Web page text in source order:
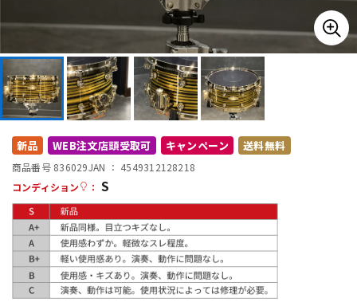
DTM オンライン納品 レコーディング機器
中古
新品 WEB注文店頭受取可 キャンペーン 送料無料
商品番号 836029JAN ： 4549312128218
コンディション
： S